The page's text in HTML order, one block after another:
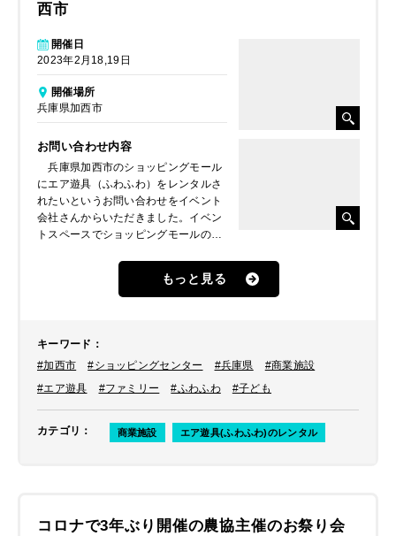
西市
開催日
2023年2月18,19日
開催場所
兵庫県加西市
お問い合わせ内容
兵庫県加西市のショッピングモール
にエア遊具（ふわふわ）をレンタルさ
れたいというお問い合わせをイベント
会社さんからいただきました。イベン
トスペースでショッピングモールのア
用、スーパーボールすくいや射的など
と一緒に子ども達に楽しんでもらいた
もっと見る
キーワード ：
#加西市
#ショッピングセンター #兵庫県
#商業施設
#エア遊具
#ファミリー #ふわふわ #子ども
カテゴリ ： 商業施設 エア遊具(ふわふわ)のレンタル
コロナで3年ぶり開催の農協主催のお祭り会